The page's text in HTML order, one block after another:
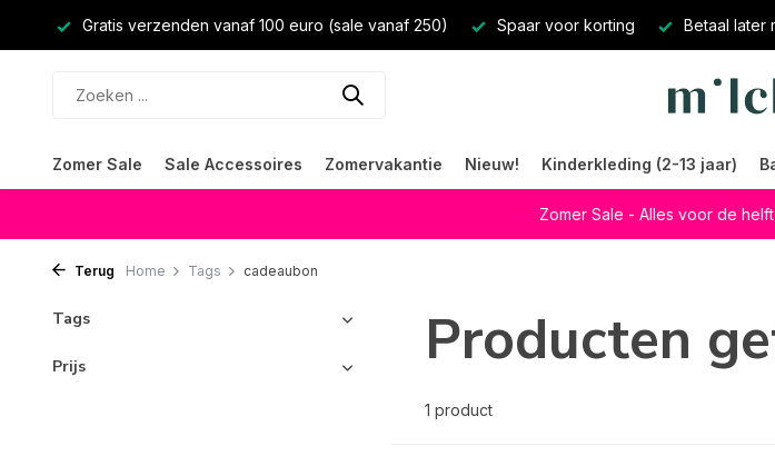
Gratis verzenden vanaf 100 euro (sale vanaf 250) Spaar voor korting Betaal later
Zomer Sale Sale Accessoires Zomervakantie Nieuw! Kinderkleding (2-13 jaar)
Zomer Sale - Alles voor de
Terug Home Tags cadeaubon
Tags
Prijs Producten
1 product